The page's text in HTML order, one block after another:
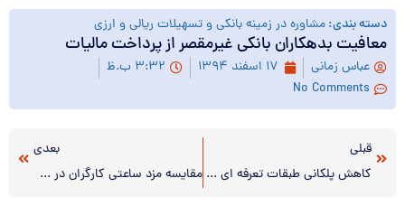
دسته بندی:مشاوره در زمینه بانکی و تسهیلات ریالی و ارزی
معافیت بدهکاران بانکی غیرمقصر از پرداخت مالیات
عباس زمانی ۱۷ اسفند ۱۳۹۴
۳:۳۲ ب.ظ
No Comments
قبلی
کاهش پلکانی طبقات تعرفه ای واردات تصویب شد
بعدی
مقایسه مزد ساعتی کارگران در ۱۶ کشور